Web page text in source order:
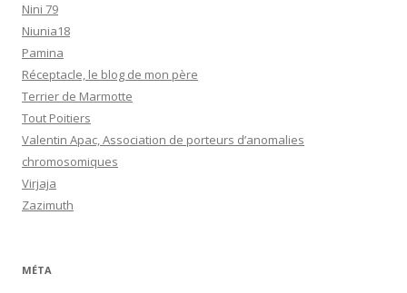
Nini 79
Niunia18
Pamina
Réceptacle, le blog de mon père
Terrier de Marmotte
Tout Poitiers
Valentin Apac, Association de porteurs d’anomalies
chromosomiques
Virjaja
Zazimuth
MÉTA